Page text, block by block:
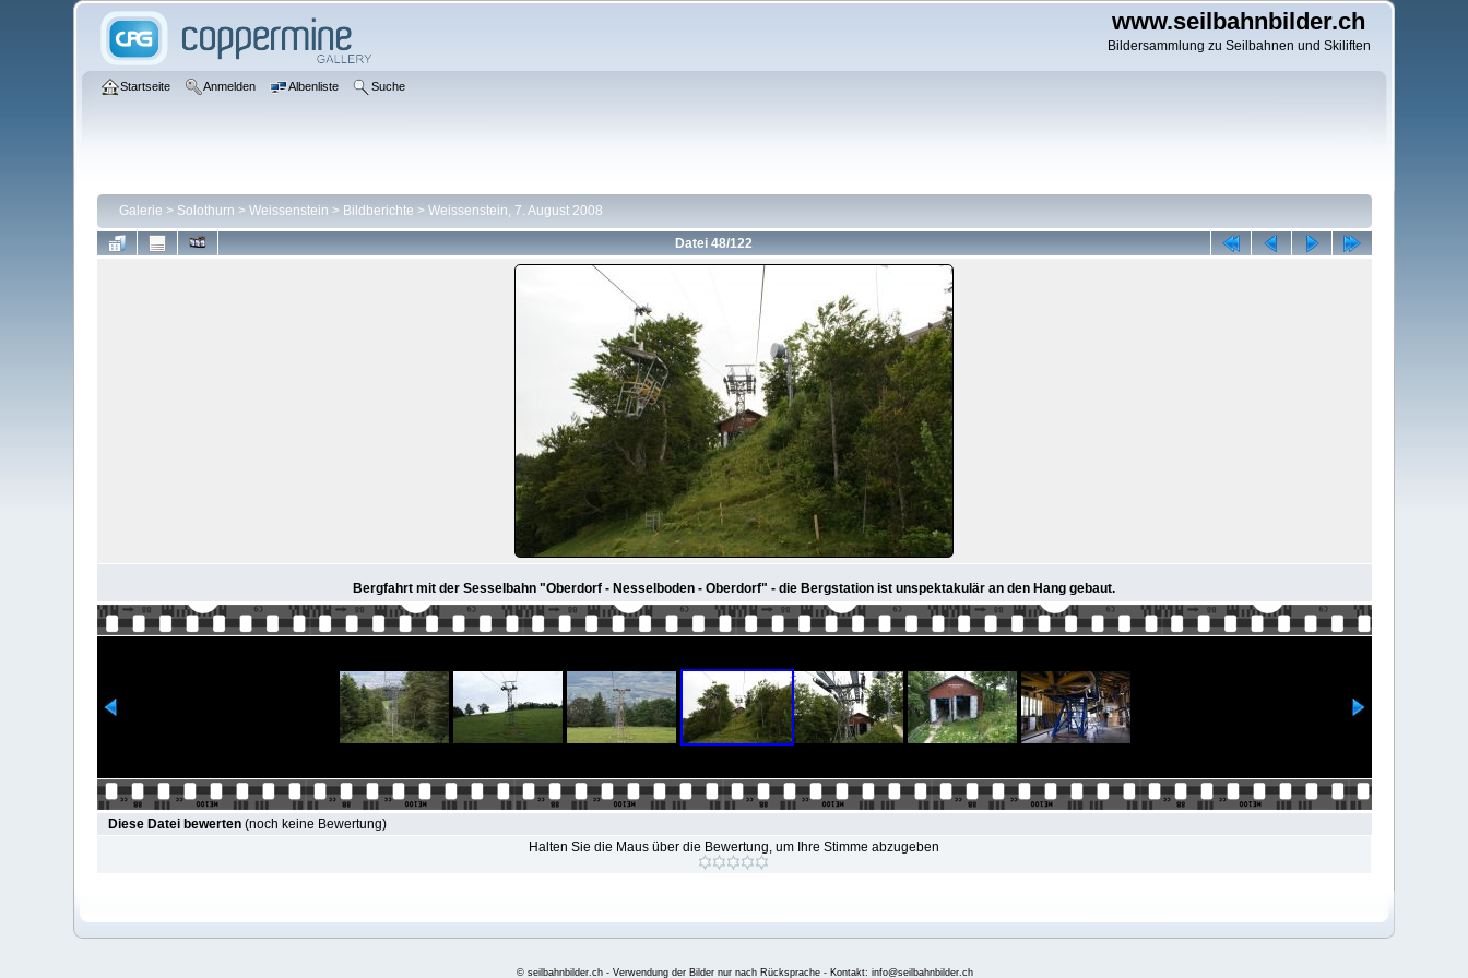
www.seilbahnbilder.ch
Bildersammlung zu Seilbahnen und Skiliften
Startseite Anmelden Albenliste Suche
Galerie > Solothurn > Weissenstein > Bildberichte > Weissenstein, 7. August 2008
Datei 48/122
Bergfahrt mit der Sesselbahn "Oberdorf - Nesselboden - Oberdorf" - die Bergstation ist unspektakulär an den Hang gebaut.
Diese Datei bewerten(noch keine Bewertung)
Halten Sie die Maus über die Bewertung, um Ihre Stimme abzugeben
© seilbahnbilder.ch - Verwendung der Bilder nur nach Rücksprache - Kontakt: info@seilbahnbilder.ch